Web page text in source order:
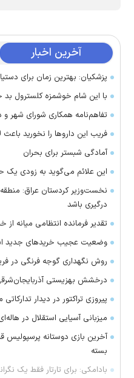
آخرین اخبار
پزشکیان: بهترین زمان برای
با این شام خوشمزه کلسترول بد
تفاهم‌نامه همکاری شورای شهر و
فریب این دارو‌ها را نخورید
آمادگی شبستر برای بحران
این علائم می‌گوید به زودی یک
نخست‌وزیر کردستان عراق:
درگیری باشد
تقدیر فرمانده انتظامی میانه از
وضعیت عجیب خرید‌های جدید
روش نگهداری گوجه فرنگی در
درخشش بهزیستی
پیروزی تراکتور در دیدار
میزبانی آسیایی استقلال در
آخرین بازی دوستانه
بسته
بادامکی: برای تارتار فقط یک